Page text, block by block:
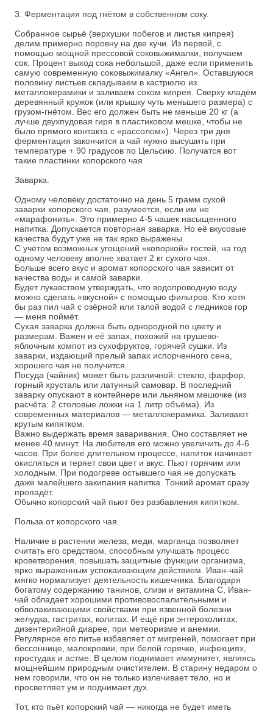
3. Ферментация под гнётом в собственном соку.
Собранное сырьё (верхушки побегов и листья кипрея)
делим примерно поровну на две кучи. Из первой, с
помощью мощной прессовой соковыжималки, получаем
сок. Процент выход сока небольшой, даже если применить
самую современную соковыжималку «Ангел». Оставшуюся
половину листьев складываем в кастрюлю из
металлокерамики и заливаем соком кипрея. Сверху кладём
деревянный кружок (или крышку чуть меньшего размера) с
грузом-гнётом. Вес его должен быть не меньше 20 кг (а
лучше двухпудовая гиря в пластиковом мешке, чтобы не
было прямого контакта с «рассолом»). Через три дня
ферментация закончится а чай нужно высушить при
температуре + 90 градусов по Цельсию. Получатся вот
такие пластинки копорского чая
Заварка.
Одному человеку достаточно на день 5 грамм сухой
заварки копорского чая, разумеется, если им не
«марафонить». Это примерно 4-5 чашек насыщенного
напитка. Допускается повторная заварка. Но её вкусовые
качества будут уже не так ярко выражены.
С учётом возможных угощений «копоркой» гостей, на год
одному человеку вполне хватает 2 кг сухого чая.
Больше всего вкус и аромат копорского чая зависит от
качества воды и самой заварки.
Будет лукавством утверждать, что водопроводную воду
можно сделать «вкусной» с помощью фильтров. Кто хотя
бы раз пил чай с озёрной или талой водой с ледников гор
— меня поймёт.
Сухая заварка должна быть однородной по цвету и
размерам. Важен и её запах, похожий на грушево-
яблочным компот из сухофруктов, горячей сушки. Из
заварки, издающий прелый запах испорченного сена,
хорошего чая не получится.
Посуда (чайник) может быть различной: стекло, фарфор,
горный хрусталь или латунный самовар. В последний
заварку опускают в контейнере или льняном мешочке (из
расчёта: 2 столовые ложки на 1 литр объёма). Из
современных материалов — металлокерамика. Заливают
крутым кипятком.
Важно выдержать время заваривания. Оно составляет не
менее 40 минут. На любителя его можно увеличить до 4-6
часов. При более длительном процессе, напиток начинает
окисляться и теряет свои цвет и вкус. Пьют горячим или
холодным. При подогреве остывшего чая не допускать
даже малейшего закипания напитка. Тонкий аромат сразу
пропадёт.
Обычно копорский чай пьют без разбавления кипятком.
Польза от копорского чая.
Наличие в растении железа, меди, марганца позволяет
считать его средством, способным улучшать процесс
кроветворения, повышать защитные функции организма,
ярко выраженным успокаивающим действием. Иван-чай
мягко нормализует деятельность кишечника. Благодаря
богатому содержанию танинов, слизи и витамина С, Иван-
чай обладает хорошими противовоспалительными и
обволакивающими свойствами при язвенной болезни
желудка, гастритах, колитах. И ещё при энтероколитах,
дизентерийной диарее, при метеоризме и анемии.
Регулярное его питье избавляет от мигреней, помогает при
бессоннице, малокровии, при белой горячке, инфекциях,
простудах и астме. В целом поднимает иммунитет, являясь
мощнейшим природным очистителем. В старину недаром о
нем говорили, что он не только излечивает тело, но и
просветляет ум и поднимает дух.
Тот, кто пьёт копорский чай — никогда не будет иметь